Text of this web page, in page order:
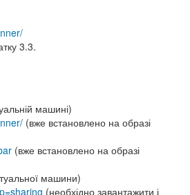
3.3.
машині)
(вже встановлено на образі
(вже встановлено на образі
машини)
(необхідно завантажити і